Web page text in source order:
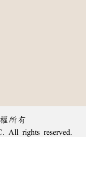
所有
All rights reserved.